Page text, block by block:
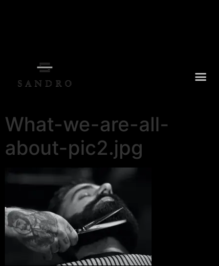
What-we-are-all-
about-pic2.jpg